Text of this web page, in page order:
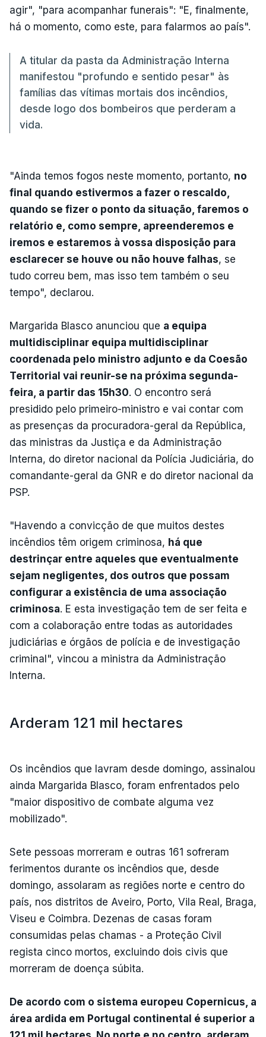
agir", "para acompanhar funerais": "E, finalmente,
há o momento, como este, para falarmos ao país".
A titular da pasta da Administração Interna
manifestou "profundo e sentido pesar" às
famílias das vítimas mortais dos incêndios,
desde logo dos bombeiros que perderam a
vida.
"Ainda temos fogos neste momento, portanto, no
final quando estivermos a fazer o rescaldo,
quando se fizer o ponto da situação, faremos o
relatório e, como sempre, apreenderemos e
iremos e estaremos à vossa disposição para
esclarecer se houve ou não houve falhas, se
tudo correu bem, mas isso tem também o seu
tempo", declarou.
Margarida Blasco anunciou que a equipa
multidisciplinar equipa multidisciplinar
coordenada pelo ministro adjunto e da Coesão
Territorial vai reunir-se na próxima segunda-
feira, a partir das 15h30. O encontro será
presidido pelo primeiro-ministro e vai contar com
as presenças da procuradora-geral da República,
das ministras da Justiça e da Administração
Interna, do diretor nacional da Polícia Judiciária, do
comandante-geral da GNR e do diretor nacional da
PSP.
"Havendo a convicção de que muitos destes
incêndios têm origem criminosa, há que
destrinçar entre aqueles que eventualmente
sejam negligentes, dos outros que possam
configurar a existência de uma associação
criminosa. E esta investigação tem de ser feita e
com a colaboração entre todas as autoridades
judiciárias e órgãos de polícia e de investigação
criminal", vincou a ministra da Administração
Interna.
Arderam 121 mil hectares
Os incêndios que lavram desde domingo, assinalou
ainda Margarida Blasco, foram enfrentados pelo
"maior dispositivo de combate alguma vez
mobilizado".
Sete pessoas morreram e outras 161 sofreram
ferimentos durante os incêndios que, desde
domingo, assolaram as regiões norte e centro do
país, nos distritos de Aveiro, Porto, Vila Real, Braga,
Viseu e Coimbra. Dezenas de casas foram
consumidas pelas chamas - a Proteção Civil
regista cinco mortos, excluindo dois civis que
morreram de doença súbita.
De acordo com o sistema europeu Copernicus, a
área ardida em Portugal continental é superior a